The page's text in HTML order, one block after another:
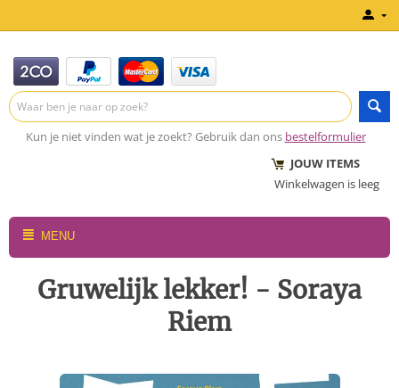
Kun je niet vinden wat je zoekt? Gebruik dan ons bestelformulier
JOUW ITEMS
Winkelwagen is leeg
MENU
Gruwelijk lekker! - Soraya
Riem